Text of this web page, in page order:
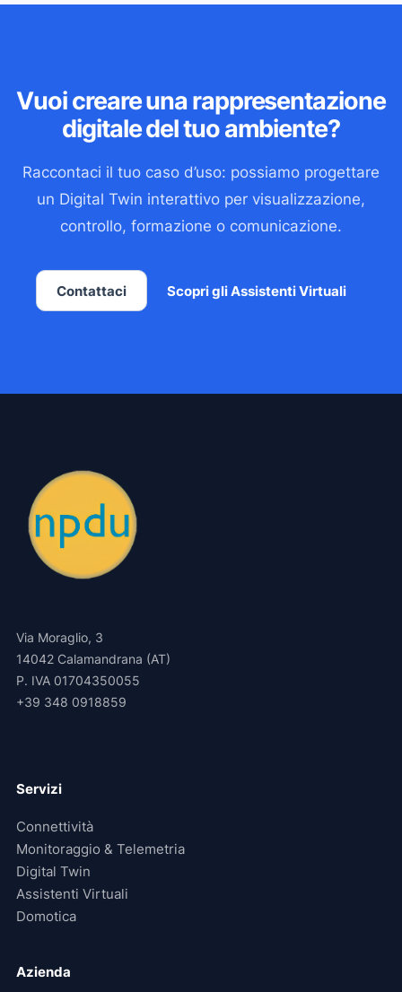
Vuoi creare una rappresentazione
digitale del tuo ambiente?
Raccontaci il tuo caso d’uso: possiamo progettare
un Digital Twin interattivo per visualizzazione,
controllo, formazione o comunicazione.
Contattaci Scopri gli Assistenti Virtuali
Via Moraglio, 3
14042 Calamandrana (AT)
P. IVA 01704350055
+39 348 0918859
Servizi
Connettività
Monitoraggio & Telemetria
Digital Twin
Assistenti Virtuali
Domotica
Azienda